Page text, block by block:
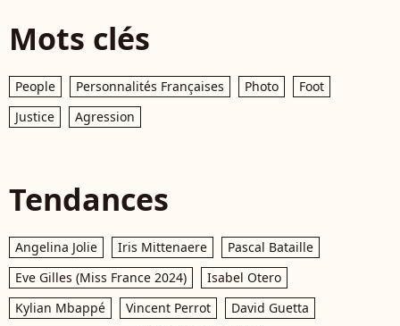
Mots clés
People Personnalités Françaises Photo
Foot
Justice
Agression
Tendances
Angelina Jolie Iris Mittenaere
Pascal Bataille
Eve Gilles (Miss France 2024)
Isabel Otero
Kylian Mbappé
Vincent Perrot David Guetta